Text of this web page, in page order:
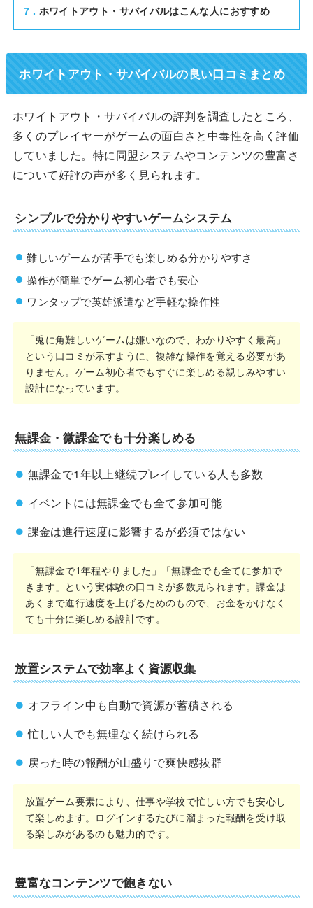
7
ホワイトアウト・サバイバルはこんな人におすすめ
ホワイトアウト・サバイバルの良い口コミまとめ
ホワイトアウト・サバイバルの評判を調査したところ、
多くのプレイヤーがゲームの面白さと中毒性を高く評価
していました。特に同盟システムやコンテンツの豊富さ
について好評の声が多く見られます。
シンプルで分かりやすいゲームシステム
難しいゲームが苦手でも楽しめる分かりやすさ
操作が簡単でゲーム初心者でも安心
ワンタップで英雄派遣など手軽な操作性
「兎に角難しいゲームは嫌いなので、わかりやすく最高」
という口コミが示すように、複雑な操作を覚える必要があ
りません。ゲーム初心者でもすぐに楽しめる親しみやすい
設計になっています。
無課金・微課金でも十分楽しめる
無課金で1年以上継続プレイしている人も多数
イベントには無課金でも全て参加可能
課金は進行速度に影響するが必須ではない
「無課金で1年程やりました」「無課金でも全てに参加で
きます」という実体験の口コミが多数見られます。課金は
あくまで進行速度を上げるためのもので、お金をかけなく
ても十分に楽しめる設計です。
放置システムで効率よく資源収集
オフライン中も自動で資源が蓄積される
忙しい人でも無理なく続けられる
戻った時の報酬が山盛りで爽快感抜群
放置ゲーム要素により、仕事や学校で忙しい方でも安心し
て楽しめます。ログインするたびに溜まった報酬を受け取
る楽しみがあるのも魅力的です。
豊富なコンテンツで飽きない